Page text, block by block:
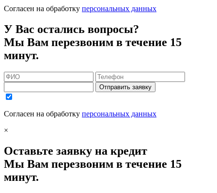
Согласен на обработку персональных данных
У Вас остались вопросы?
Мы Вам перезвоним в течение 15
минут.
Отправить заявку
Согласен на обработку персональных данных
×
Оставьте заявку на кредит
Мы Вам перезвоним в течение 15
минут.